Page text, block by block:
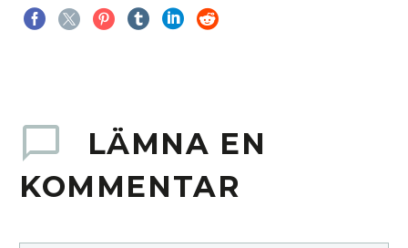
NYA SKYLTAR TILL MARHOLMEN
LÄMNA EN
KOMMENTAR